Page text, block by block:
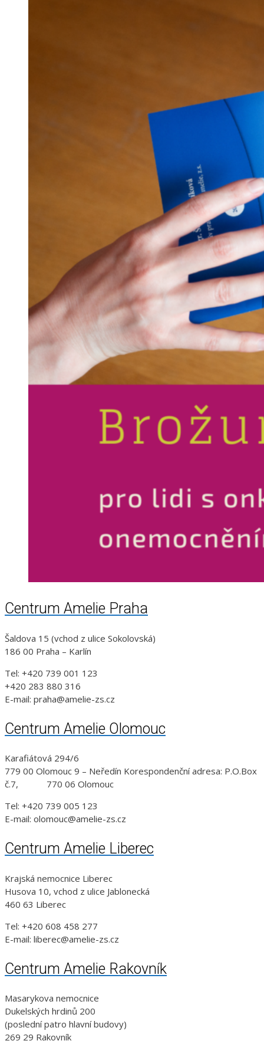
Centrum Amelie Praha
Šaldova 15 (vchod z ulice Sokolovská)
186 00 Praha – Karlín
Tel: +420 739 001 123
+420 283 880 316
E-mail: praha@amelie-zs.cz
Centrum Amelie Olomouc
Karafiátová 294/6
779 00 Olomouc 9 – Neředín Korespondenční adresa: P.O.Box
č.7, 770 06 Olomouc
Tel: +420 739 005 123
E-mail: olomouc@amelie-zs.cz
Centrum Amelie Liberec
Krajská nemocnice Liberec
Husova 10, vchod z ulice Jablonecká
460 63 Liberec
Tel: +420 608 458 277
E-mail: liberec@amelie-zs.cz
Centrum Amelie Rakovník
Masarykova nemocnice
Dukelských hrdinů 200
(poslední patro hlavní budovy)
269 29 Rakovník